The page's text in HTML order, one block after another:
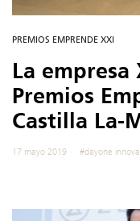
PREMIOS EMPRENDE XXI
La empresa
Premios
Castilla La-
17 mayo 2019 #dayone